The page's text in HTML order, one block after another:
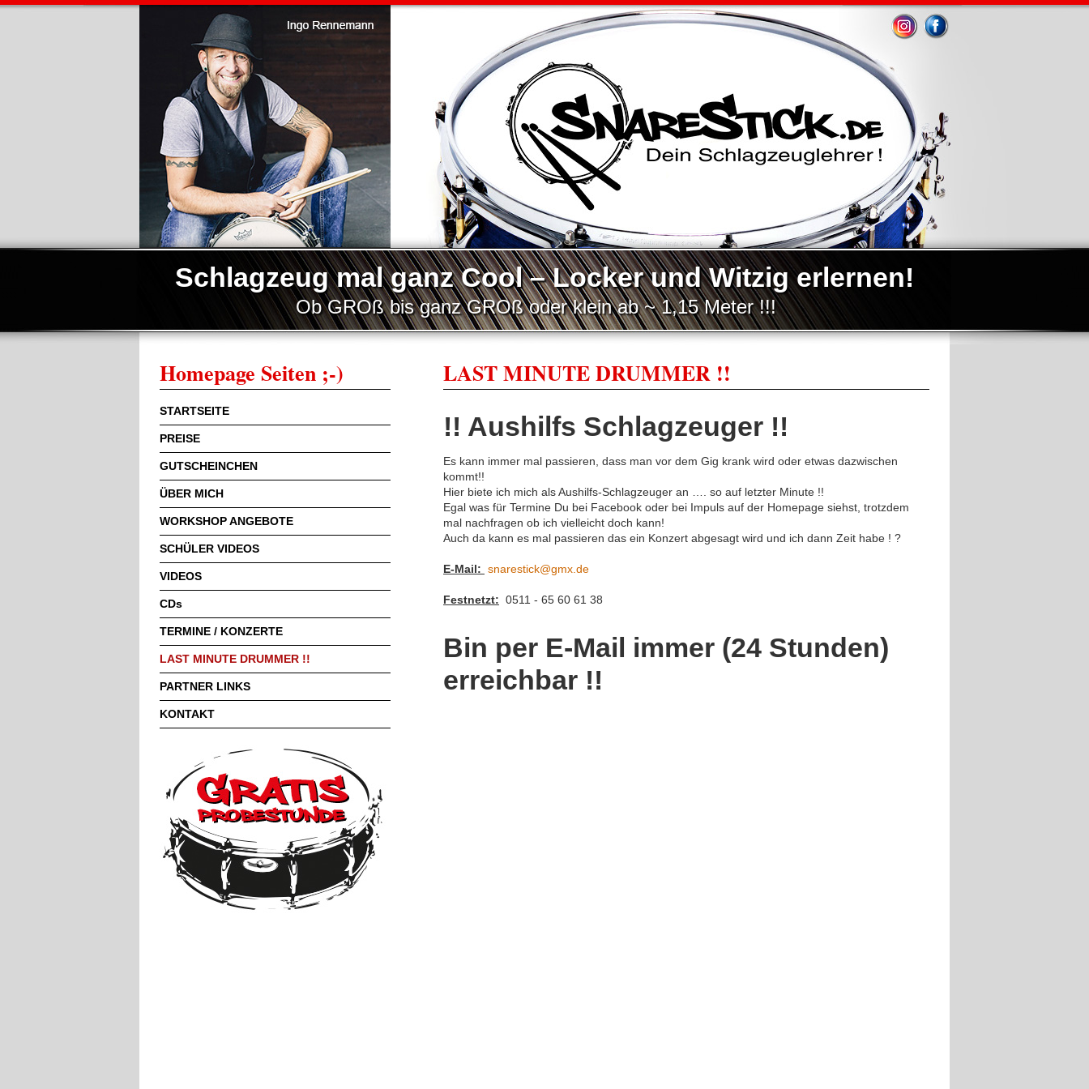
Schlagzeug mal ganz Cool – Locker und Witzig erlernen!
Ob GROß bis ganz GROß oder klein ab ~ 1,15 Meter !!!
Homepage Seiten ;-)
STARTSEITE
PREISE
GUTSCHEINCHEN
ÜBER MICH
WORKSHOP ANGEBOTE
SCHÜLER VIDEOS
VIDEOS
CDs
TERMINE / KONZERTE
LAST MINUTE DRUMMER !!
PARTNER LINKS
KONTAKT
LAST MINUTE DRUMMER !!
!! Aushilfs Schlagzeuger !!
Es kann immer mal passieren, dass man vor dem Gig krank wird oder etwas dazwischen
kommt!!
Hier biete ich mich als Aushilfs-Schlagzeuger an …. so auf letzter Minute !!
Egal was für Termine Du bei Facebook oder bei Impuls auf der Homepage siehst, trotzdem
mal nachfragen ob ich vielleicht doch kann!
Auch da kann es mal passieren das ein Konzert abgesagt wird und ich dann Zeit habe ! ?
E-Mail: snarestick@gmx.de
Festnetzt: 0511 - 65 60 61 38
Bin per E-Mail immer (24 Stunden)
erreichbar !!